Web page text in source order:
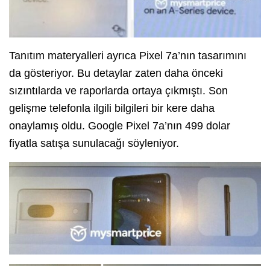
Tanıtım materyalleri ayrıca Pixel 7a’nın tasarımını
da gösteriyor. Bu detaylar zaten daha önceki
sızıntılarda ve raporlarda ortaya çıkmıştı. Son
gelişme telefonla ilgili bilgileri bir kere daha
onaylamış oldu. Google Pixel 7a’nın 499 dolar
fiyatla satışa sunulacağı söyleniyor.